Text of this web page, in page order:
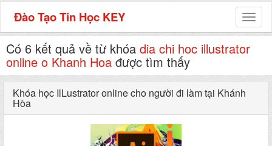
Đào Tạo Tin Học KEY
Có 6 kết quả về từ khóa dia chi hoc illustrator
online o Khanh Hoa được tìm thấy
Khóa học IlLustrator online cho người đi làm tại Khánh
Hòa